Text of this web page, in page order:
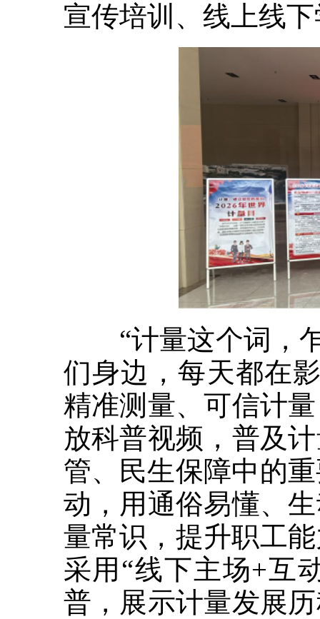
宣传培训、线上线
“计量这个词，乍
们身边，每天都在
精准测量、可信计
放科普视频，普及
管、民生保障中的
动，用通俗易懂、
量常识，提升职工
采用“线下主场+互
普，展示计量发展